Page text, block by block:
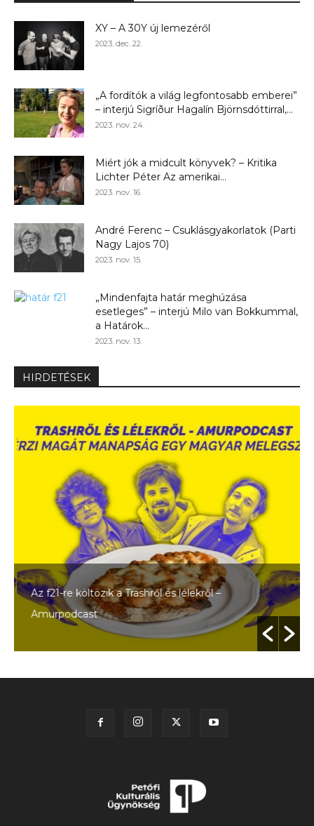
XY – A 30Y új lemezéről
2023. dec. 22.
„A fordítók a világ legfontosabb emberei”
– interjú Sigríður Hagalín Björnsdóttirral,...
2023. nov. 24.
Miért jók a midcult könyvek? – Kritika
Lichter Péter Az amerikai...
2023. nov. 16.
André Ferenc – Csuklásgyakorlatok (Parti
Nagy Lajos 70)
2023. nov. 15.
„Mindenfajta határ meghúzása
esetleges” – interjú Milo van Bokkummal,
a Határok...
2023. nov. 13.
HIRDETÉSEK
Az f21-re költözik a Trashről és lélekről –
Amurpodcast